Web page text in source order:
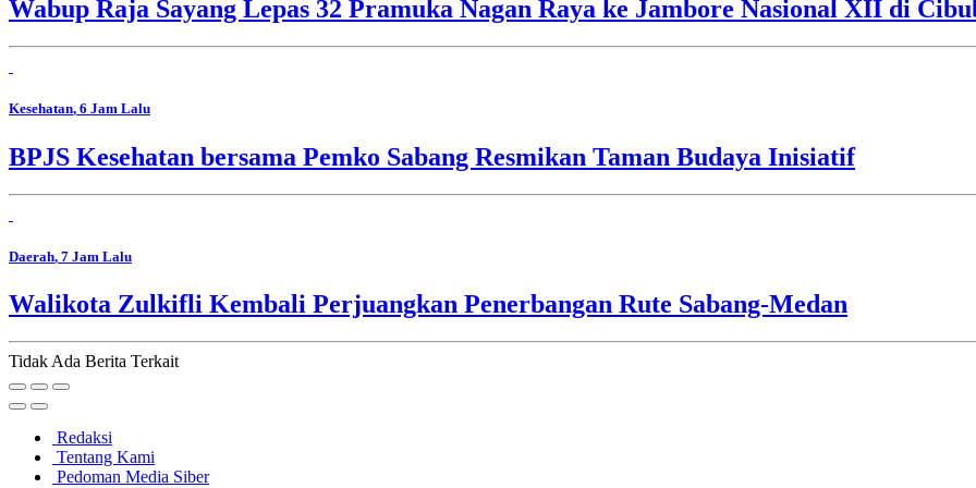
Wabup Raja Sayang Lepas 32 Pramuka Nagan Raya ke Jambore Nasional XII di
Kesehatan, 6 Jam Lalu
BPJS Kesehatan bersama Pemko Sabang Resmikan Taman Budaya Inisiatif
Daerah, 7 Jam Lalu
Walikota Zulkifli Kembali Perjuangkan Penerbangan Rute Sabang-Medan
Tidak Ada Berita Terkait
Redaksi
Tentang Kami
Pedoman Media Siber